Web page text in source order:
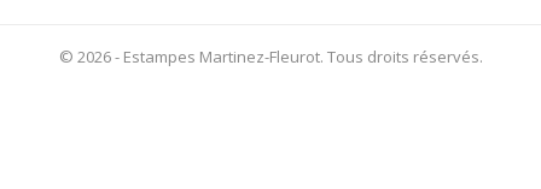
© 2026 - Estampes Martinez-Fleurot. Tous droits réservés.